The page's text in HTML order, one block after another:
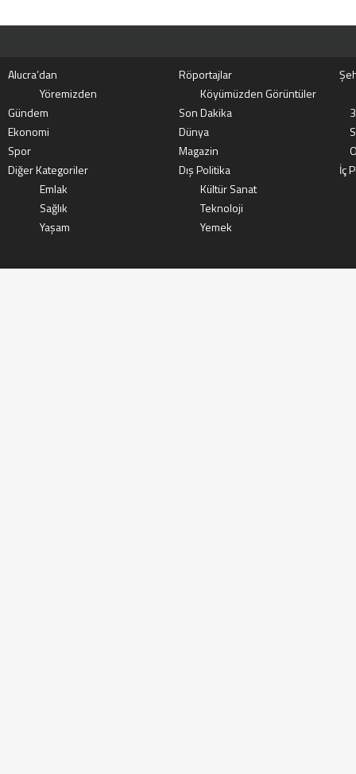
Alucra’dan Röportajlar
Yöremizden
Köyümüzden Görüntüler
Gündem
Son Dakika
Ekonomi
Dünya
Spor
Magazin
Diğer Kategoriler
Dış Politika
İç
Emlak
Kültür Sanat
Sağlık
Teknoloji
Yaşam
Yemek